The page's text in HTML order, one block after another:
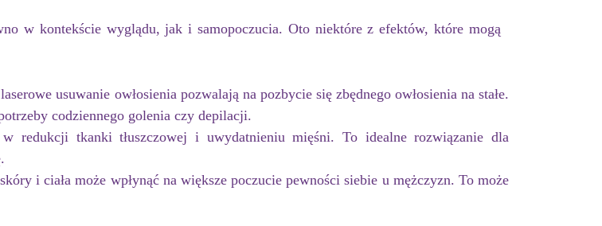
w kontekście wyglądu, jak i samopoczucia. Oto niektóre z efektów, które mogą
usuwanie owłosienia pozwalają na pozbycie się zbędnego owłosienia na stałe.
codziennego golenia czy depilacji.
w redukcji tkanki tłuszczowej i uwydatnieniu mięśni. To idealne rozwiązanie dla
i ciała może wpłynąć na większe poczucie pewności siebie u mężczyzn. To może